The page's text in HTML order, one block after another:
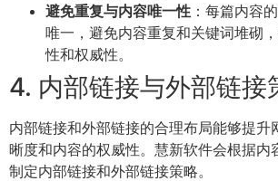
避免重复与内容唯一性 ：每篇内容
唯一，避免内容重复和关键词堆砌
性和权威性。
4. 内部链接与外部链接
内部链接和外部链接的合理布局能够提升
晰度和内容的权威性。慧新软件会根据内
制定内部链接和外部链接策略。